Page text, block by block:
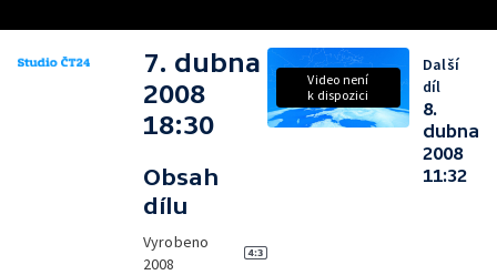
7. dubna
2008
18:30
Obsah
dílu
Vyrobeno
2008
Video není
k dispozici
Další
díl
8.
dubna
2008
11:32